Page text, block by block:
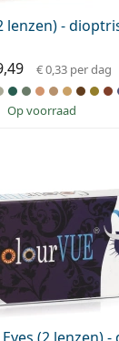
lenzen) -
€ 0,33 per dag
op voorraad
(2 lenzen)